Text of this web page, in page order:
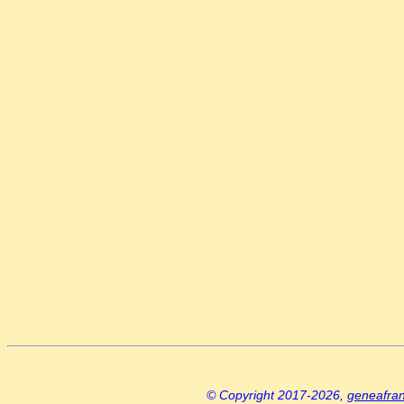
© Copyright 2017-2026,